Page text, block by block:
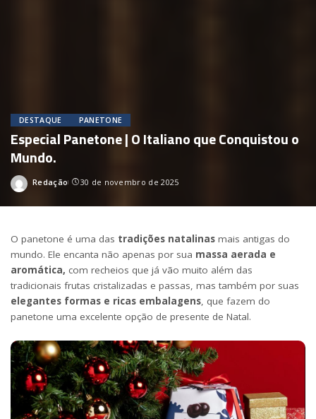
DESTAQUE PANETONE
Especial Panetone | O Italiano que Conquistou o
Mundo.
Posted
Redação 30 de novembro de 2025
O panetone é uma das tradições natalinas mais antigas do
mundo. Ele encanta não apenas por sua massa aerada e
aromática, com recheios que já vão muito além das
tradicionais frutas cristalizadas e passas, mas também por suas
elegantes formas e ricas embalagens, que fazem do
panetone uma excelente opção de presente de Natal.